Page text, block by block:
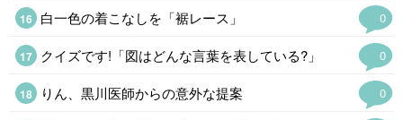
0
白一色の着こなしを「裾レース」
0
クイズです!「図はどんな言葉を表している?」
0
りん、黒川医師からの意外な提案